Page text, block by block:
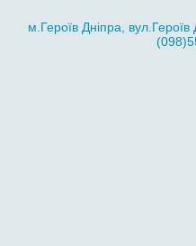
м.Героїв Дніпра,